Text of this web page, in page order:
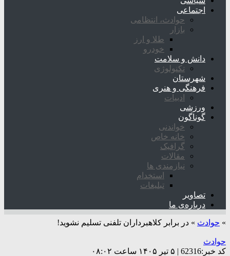
اجتماعی
حوادث، انتظامی
بازار
طلا و ارز
خودرو
دانش و سلامت
تکنولوژی
شهرستان
فرهنگی و هنری
ادبیات
ورزشی
گوناگون
خواندنی
خانه خاص
گرافیک
مقالات
نیازمندی ها
استخدام
تبلیغات
تصاویر
درباره‌ی ما
» حوادث » در برابر کلاهبرداران تلفنی تسلیم نشوید!
حوادث
کد خبر:62316 | ۵ تیر ۱۴۰۵ ساعت ۰۸:۰۲